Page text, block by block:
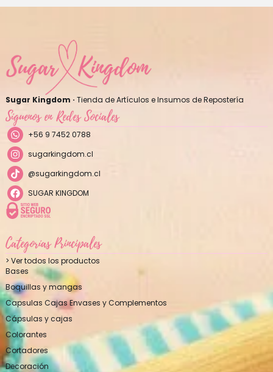
Sugar Kingdom · Tienda de Artículos e Insumos de Repostería
Síguenos en Redes Sociales
+56 9 7452 0788
sugarkingdom.cl
@sugarkingdom.cl
SUGAR KINGDOM
Categorías Principales
> Ver todos los productos
Bases
Boquillas y mangas
Capsulas Cajas Envases y Complementos
Cápsulas y cajas
Colorantes
Cortadores
Decoración